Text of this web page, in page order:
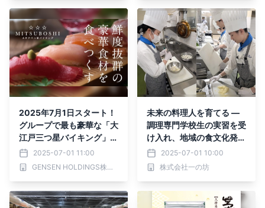
2025年7月1日スタート！
グループで最も豪華な「大
江戸三つ星バイキング」
大江戸温泉物語 あわづグ
ランドホテル、ホテル蘭風
で開催
2025-07-01 11:00
GENSEN HOLDINGS株式会社
未来の料理人を育てる ―
調理専門学校生の実習を受
け入れ、地域の食文化発展
に貢献2025-07-01 10:00
株式会社一の坊